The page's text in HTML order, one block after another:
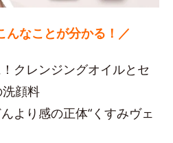
んなことが分かる！／
クレンジングオイルとセ
顔料
より感の正体“くすみヴェ